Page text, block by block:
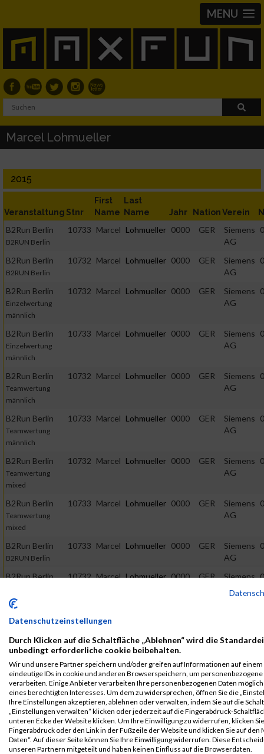
MENU
Marcel Lohmueller
2015
Veranstaltung Stnr
First
Name
Last
Name
Jahr NationVerein
B2Run Berlin
B2RUN Berlin
10733 Marcel Lohmueller 0000 GER
Siemens
AG
B2Run Berlin
B2RUN Berlin
10732 Marcel Lohmueller 0000 GER
Siemens
AG
B2Run Berlin
Einzelwertung
männlich
10732 Marcel Lohmueller 0000 GER
Siemens
AG
B2Run Berlin
Einzelwertung
männlich
10733 Marcel Lohmueller 0000 GER
Siemens
AG
B2Run Berlin
Teamwertung
männlich
10732 Marcel Lohmueller 0000 GER
Siemens
AG
B2Run Berlin
Teamwertung
männlich
10733 Marcel Lohmueller 0000 GER
Siemens
AG
B2Run Berlin
Teamwertung
mixed
10732 Marcel Lohmueller 0000 GER
Siemens
AG
B2Run Berlin
Teamwertung
mixed
10733 Marcel Lohmueller 0000 GER
Siemens
AG
B2Run Berlin
B2RUN Berlin
10733 Marcel Lohmueller 0000 GER
Siemens
AG
B2Run Berlin 10732 Marcel Lohmueller 0000 GER
Siemens
AG
B2Run Berlin
Einzelwertung
B2Run Berlin
Einzelwertung
männlich
10733 Marcel Lohmueller 0000
AG
B2Run Berlin
Teamwertung
männlich
10732 Marcel Lohmueller 0000 GER
Siemens
AG
B2Run Berlin
Teamwertung
10733 Marcel Lohmueller 0000 GER
Siemens
AG
Datenschutzeinstellungen
Durch Klicken auf die Schaltfläche „Ablehnen“ wird die
unbedingt erforderliche cookie beibehalten.
Wir und unsere Partner speichern und/oder greifen auf Informationen auf einem
eindeutige IDs in cookie und anderen Browserspeichern, um personenbezogene
verarbeiten. Einige Anbieter verarbeiten Ihre personenbezogenen Daten
eines berechtigten Interesses. Um dem zu widersprechen, öffnen Sie die
Ihre Einstellungen akzeptieren, ablehnen oder verwalten, indem Sie auf die
„Einstellungen verwalten“ klicken oder jederzeit auf die Fingerabdruck-
unteren Ecke der Website klicken. Um Ihre Einwilligung zu widerrufen, klicken
Fingerabdruck oder den Link in der Fußzeile der Website und klicken Sie auf den
Daten“. Auf dieser Seite können Sie Ihre Einwilligung widerrufen. Diese
unseren Partnern mitgeteilt und haben keinen Einfluss auf die Browserdaten.